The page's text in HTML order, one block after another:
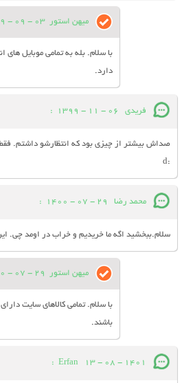
میهن استور 03 - 09 - 1399
با سلام. بله به تمامی موبایل های
دارد.
فریدی 06 - 11 - 1399
:
صداش بیشتر از چیزی بود که انتظارشو داشتم.
:d
محمد رضا 29 - 07 - 1400
:
سلام.ببخشید اگه ما خریدیم و خراب در اومد چی.
میهن استور 29 - 07 - 1400
باشند.
Erfan 13 - 08 - 1401
: